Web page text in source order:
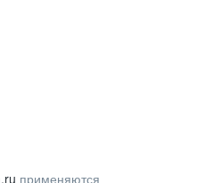
применяются